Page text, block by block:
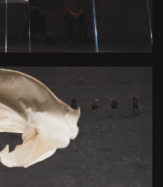
et administratif